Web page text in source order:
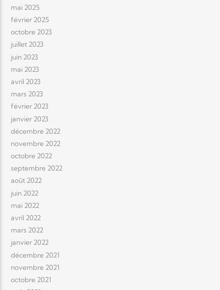
mai 2025
février 2025
octobre 2023
juillet 2023
juin 2023
mai 2023
avril 2023
mars 2023
février 2023
janvier 2023
décembre 2022
novembre 2022
octobre 2022
septembre 2022
août 2022
juin 2022
mai 2022
avril 2022
mars 2022
janvier 2022
décembre 2021
novembre 2021
octobre 2021